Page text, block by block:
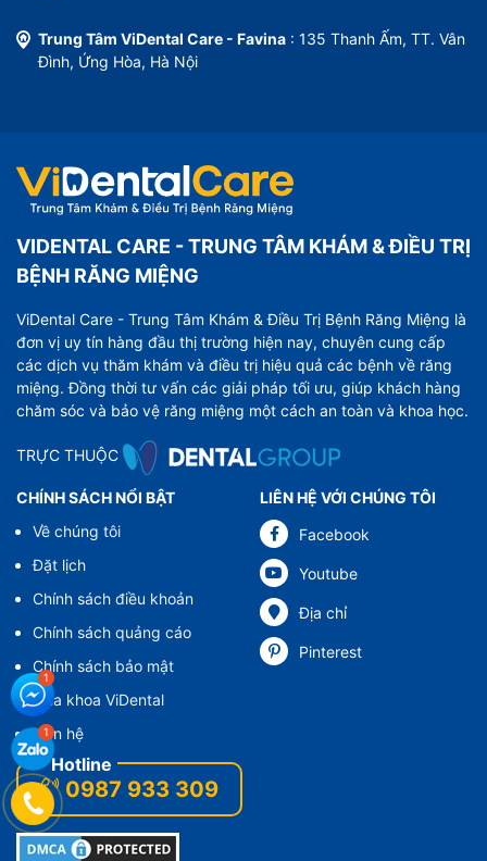
Trung Tâm ViDental Care - Favina : 135 Thanh Ấm, TT. Vân
Đình, Ứng Hòa, Hà Nội
VIDENTAL CARE - TRUNG TÂM KHÁM & ĐIỀU TRỊ
BỆNH RĂNG MIỆNG
ViDental Care - Trung Tâm Khám & Điều Trị Bệnh Răng Miệng là
đơn vị uy tín hàng đầu thị trường hiện nay, chuyên cung cấp
các dịch vụ thăm khám và điều trị hiệu quả các bệnh về răng
miệng. Đồng thời tư vấn các giải pháp tối ưu, giúp khách hàng
chăm sóc và bảo vệ răng miệng một cách an toàn và khoa học.
TRỰC THUỘC
CHÍNH SÁCH NỔI BẬT
Về chúng tôi
Đặt lịch
Chính sách điều khoản
Chính sách quảng cáo
Chính sách bảo mật
Nha khoa ViDental
Liên hệ
LIÊN HỆ VỚI CHÚNG TÔI
Facebook
Youtube
Địa chỉ
Pinterest
0987 933 309